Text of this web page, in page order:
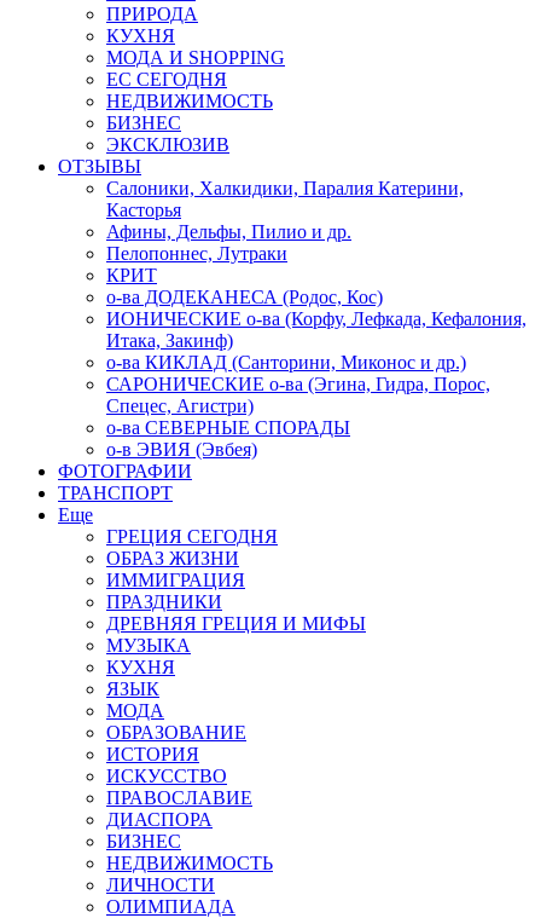
ПРИРОДА
КУХНЯ
МОДА И SHOPPING
ЕС СЕГОДНЯ
НЕДВИЖИМОСТЬ
БИЗНЕС
ЭКСКЛЮЗИВ
ОТЗЫВЫ
Салоники, Халкидики, Паралия Катерини,
Касторья
Афины, Дельфы, Пилио и др.
Пелопоннес, Лутраки
КРИТ
о-ва ДОДЕКАНЕСА (Родос, Кос)
ИОНИЧЕСКИЕ о-ва (Корфу, Лефкада, Кефалония,
Итака, Закинф)
о-ва КИКЛАД (Санторини, Миконос и др.)
САРОНИЧЕСКИЕ о-ва (Эгина, Гидра, Порос,
Спецес, Агистри)
о-ва СЕВЕРНЫЕ СПОРАДЫ
о-в ЭВИЯ (Эвбея)
ФОТОГРАФИИ
ТРАНСПОРТ
Еще
ГРЕЦИЯ СЕГОДНЯ
ОБРАЗ ЖИЗНИ
ИММИГРАЦИЯ
ПРАЗДНИКИ
ДРЕВНЯЯ ГРЕЦИЯ И МИФЫ
МУЗЫКА
КУХНЯ
ЯЗЫК
МОДА
ОБРАЗОВАНИЕ
ИСТОРИЯ
ИСКУССТВО
ПРАВОСЛАВИЕ
ДИАСПОРА
БИЗНЕС
НЕДВИЖИМОСТЬ
ЛИЧНОСТИ
ОЛИМПИАДА